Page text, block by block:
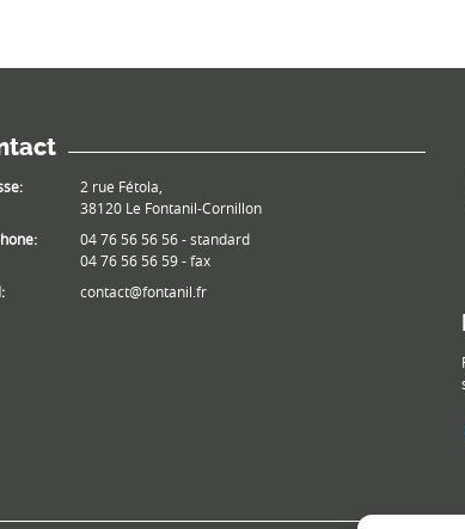
2 rue Fétola,
38120 Le Fontanil-Cornillon
04 76 56 56 56 - standard
04 76 56 56 59 - fax
contact@fontanil.fr